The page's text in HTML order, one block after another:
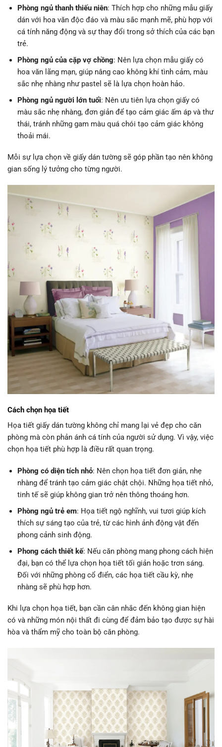
Phòng ngủ thanh thiếu niên: Thích hợp cho những mẫu giấy
dán với hoa văn độc đáo và màu sắc mạnh mẽ, phù hợp với
cá tính năng động và sự thay đổi trong sở thích của các bạn
trẻ.
Phòng ngủ của cặp vợ chồng: Nên lựa chọn mẫu giấy có
hoa văn lãng mạn, giúp nâng cao không khí tình cảm, màu
sắc nhẹ nhàng như pastel sẽ là lựa chọn hoàn hảo.
Phòng ngủ người lớn tuổi: Nên ưu tiên lựa chọn giấy có
màu sắc nhẹ nhàng, đơn giản để tạo cảm giác ấm áp và thư
thái, tránh những gam màu quá chói tạo cảm giác không
thoải mái.
Mỗi sự lựa chọn về giấy dán tường sẽ góp phần tạo nên không
gian sống lý tưởng cho từng người.
Cách chọn họa tiết
Họa tiết giấy dán tường không chỉ mang lại vẻ đẹp cho căn
phòng mà còn phản ánh cá tính của người sử dụng. Vì vậy, việc
chọn họa tiết phù hợp là điều rất quan trọng.
Phòng có diện tích nhỏ: Nên chọn họa tiết đơn giản, nhẹ
nhàng để tránh tạo cảm giác chật chội. Những họa tiết nhỏ,
tinh tế sẽ giúp không gian trở nên thông thoáng hơn.
Phòng ngủ trẻ em: Họa tiết ngộ nghĩnh, vui tươi giúp kích
thích sự sáng tạo của trẻ, từ các hình ảnh động vật đến
phong cảnh sinh động.
Phong cách thiết kế: Nếu căn phòng mang phong cách hiện
đại, bạn có thể lựa chọn họa tiết tối giản hoặc trơn sáng.
Đối với những phòng cổ điển, các họa tiết cầu kỳ, nhẹ
nhàng sẽ phù hợp hơn.
Khi lựa chọn họa tiết, bạn cần cân nhắc đến không gian hiện
có và những món nội thất đi cùng để đảm bảo tạo được sự hài
hòa và thẩm mỹ cho toàn bộ căn phòng.